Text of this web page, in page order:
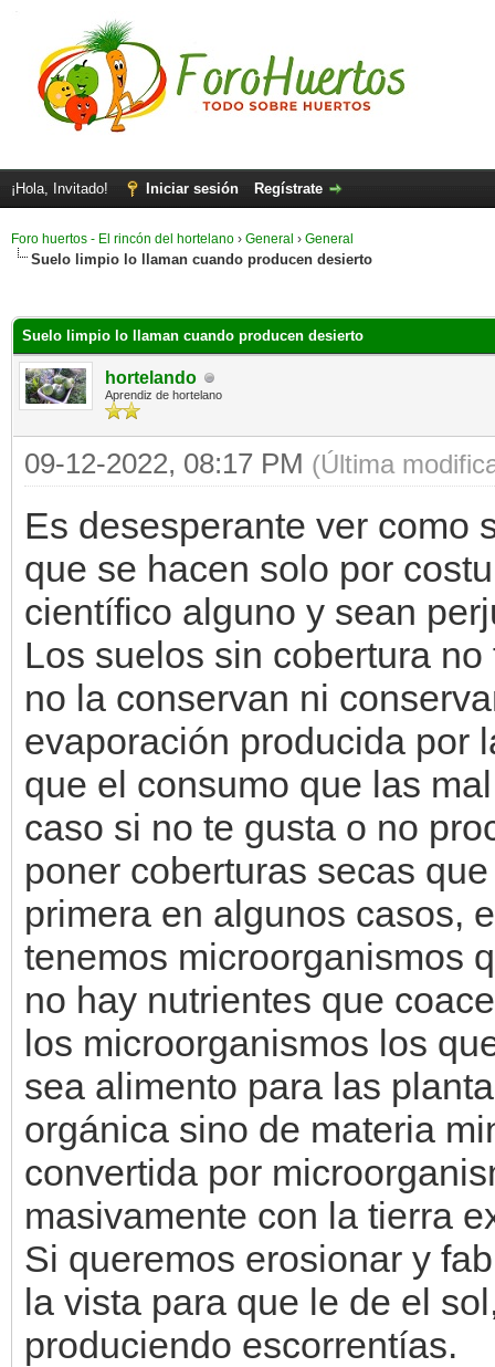
¡Hola, Invitado! Iniciar sesión Regístrate
Foro huertos - El rincón del hortelano › General › General
Suelo limpio lo llaman cuando producen desierto
Suelo limpio lo llaman cuando producen desierto
hortelando
Aprendiz de hortelano
09-12-2022, 08:17 PM (Última
Es desesperante ver como
que se hacen solo por
científico alguno y sean
Los suelos sin cobertura
no la conservan ni
evaporación producida por
que el consumo que las
caso si no te gusta o no
poner coberturas secas
primera en algunos casos,
tenemos microorganismos
no hay nutrientes que
los microorganismos los
sea alimento para las
orgánica sino de materia
convertida por
masivamente con la tierra
Si queremos erosionar y
la vista para que le de el
produciendo escorrentías.